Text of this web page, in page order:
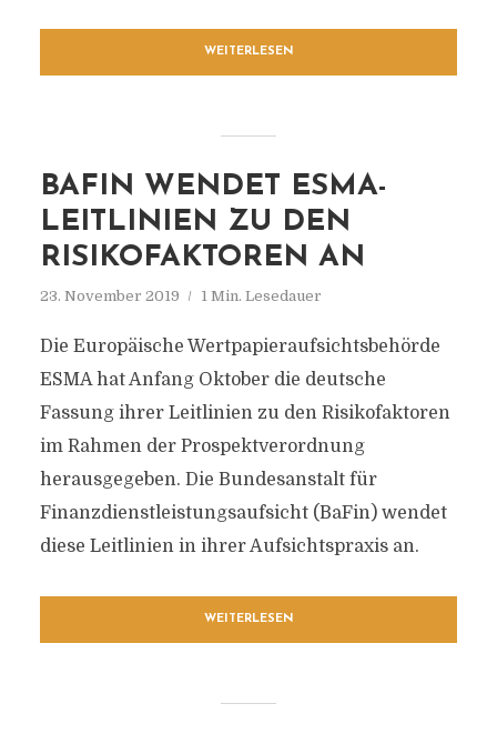
WEITERLESEN
BAFIN WENDET ESMA-
LEITLINIEN ZU DEN
RISIKOFAKTOREN AN
23. November 2019 1 Min. Lesedauer
Die Europäische Wertpapieraufsichtsbehörde
ESMA hat Anfang Oktober die deutsche
Fassung ihrer Leitlinien zu den Risikofaktoren
im Rahmen der Prospektverordnung
herausgegeben. Die Bundesanstalt für
Finanzdienstleistungsaufsicht (BaFin) wendet
diese Leitlinien in ihrer Aufsichtspraxis an.
WEITERLESEN